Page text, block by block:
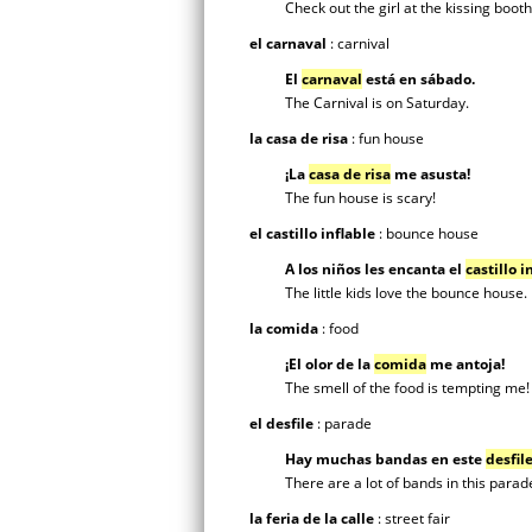
Check out the girl at the kissing
el carnaval : carnival
El carnaval está en sábado.
The Carnival is on Saturday.
la casa de risa : fun house
¡Lacasa de risa me asusta!
The fun house is scary!
el castillo inflable : bounce house
A los niños les encanta el castillo
The little kids love the bounce house.
la comida : food
¡El olor de lacomida me antoja!
The smell of the food is tempting me!
el desfile : parade
Hay muchas bandas en estedesfile
There are a lot of bands in this
la feria de la calle : street fair